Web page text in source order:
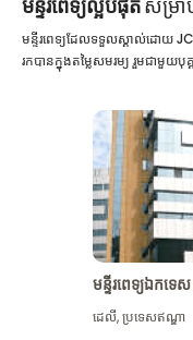
មន្ទីរពេទ្យល្អបំផុតសម្រា
មន្ទីរពេទ្យដែលទទួលស្គាល់ដោយ
រកបានក្នុងតម្លៃសមរម្យ រួមជាមួយ
មន្ទីរពេទ្យឯកទេ
ដេលី,ប្រទេសឥណ្ឌា